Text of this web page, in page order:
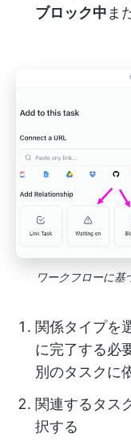
ブロック中 ま
ワークフローに
関係タイプを
に完了する必
別のタスクに
関連するタス
択する